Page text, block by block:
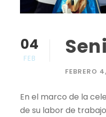
04
FEB
FEBRERO
En el marco de la
de su labor de